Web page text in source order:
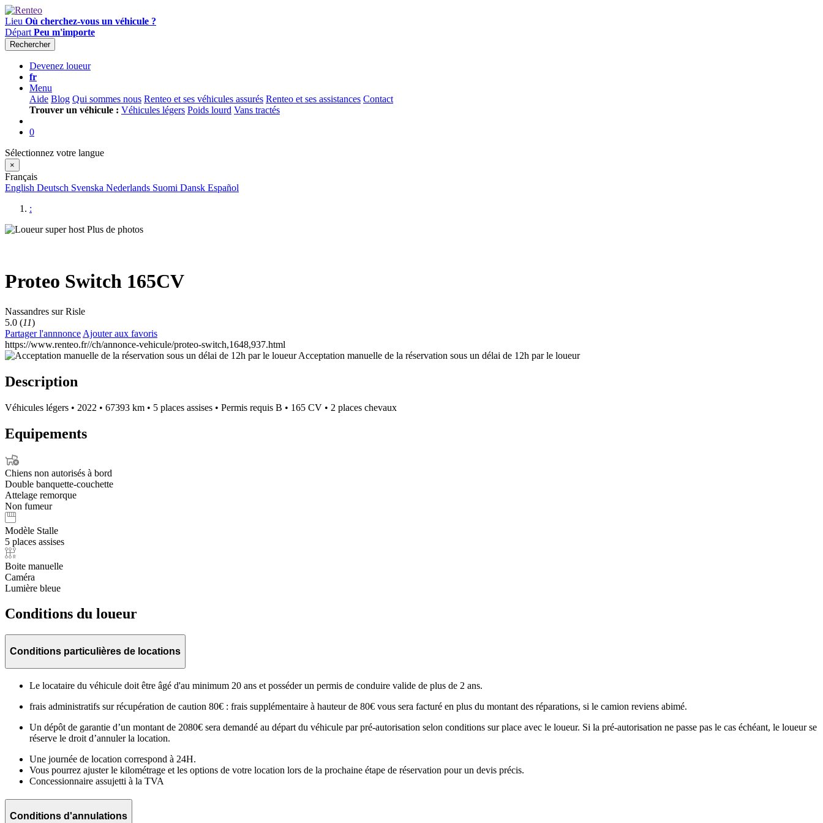
Lieu Où cherchez-vous un véhicule ?
Départ Peu m'importe
Rechercher
Devenez loueur
fr
Menu
Aide Blog Qui sommes nous Renteo et ses véhicules assurés Renteo et ses assistances Contact
Trouver un véhicule : Véhicules légers Poids lourd Vans tractés
0
Sélectionnez votre langue
×
Français
English Deutsch Svenska Nederlands Suomi Dansk Español
:
Plus de photos
Proteo Switch 165CV
Nassandres sur Risle
5.0 (11)
Partager l'annnonce Ajouter aux favoris
https://www.renteo.fr//ch/annonce-vehicule/proteo-switch,1648,937.html
Acceptation manuelle de la réservation sous un délai de 12h par le loueur
Description
Véhicules légers • 2022 • 67393 km • 5 places assises • Permis requis B • 165 CV • 2 places chevaux
Equipements
Chiens non autorisés à bord
Double banquette-couchette
Attelage remorque
Non fumeur
Modèle Stalle
5 places assises
Boite manuelle
Caméra
Lumière bleue
Conditions du loueur
Conditions particulières de locations
Le locataire du véhicule doit être âgé d'au minimum 20 ans et posséder un permis de conduire valide de plus de 2 ans.
frais administratifs sur récupération de caution 80€ : frais supplémentaire à hauteur de 80€ vous sera facturé en plus du montant des réparations, si le camion reviens abimé.
Un dépôt de garantie d’un montant de 2080€ sera demandé au départ du véhicule par pré-autorisation selon conditions sur place avec le loueur. Si la pré-autorisation ne passe pas le cas échéant, le loueur se
réserve le droit d’annuler la location.
Une journée de location correspond à 24H.
Vous pourrez ajuster le kilométrage et les options de votre location lors de la prochaine étape de réservation pour un devis précis.
Concessionnaire assujetti à la TVA
Conditions d'annulations